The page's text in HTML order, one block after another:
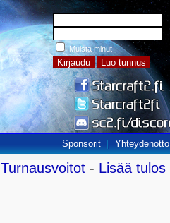
Muista minut
Sponsorit Yhteydenotto
Turnausvoitot - Lisää tulos